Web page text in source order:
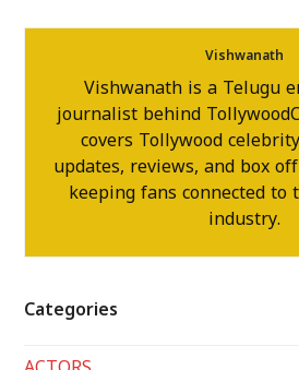
Vishwanath
Vishwanath is a Telugu
journalist behind
covers Tollywood
updates, reviews, and box
keeping fans connected to
industry.
Categories